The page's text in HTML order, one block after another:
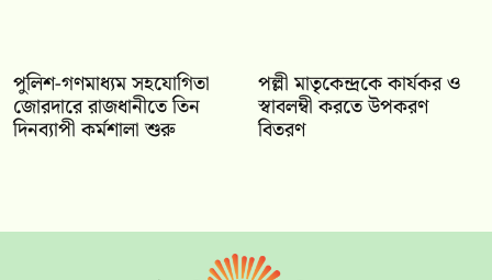
পুলিশ-গণমাধ্যম সহযোগিতা
জোরদারে রাজধানীতে তিন
দিনব্যাপী কর্মশালা শুরু
পল্লী মাতৃকেন্দ্রকে কার্যকর ও
স্বাবলম্বী করতে উপকরণ
বিতরণ